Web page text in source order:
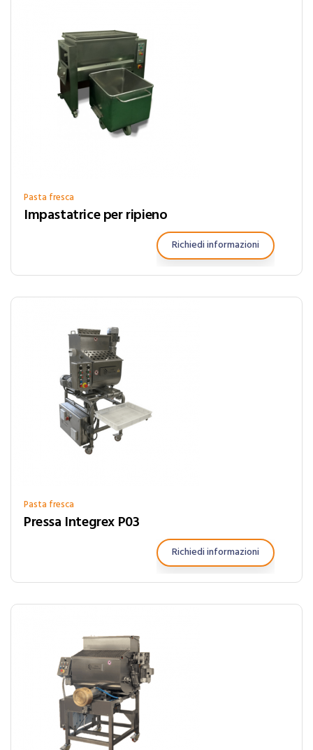
Pasta fresca
Impastatrice per ripieno
Richiedi informazioni
Pasta fresca
Pressa Integrex P03
Richiedi informazioni